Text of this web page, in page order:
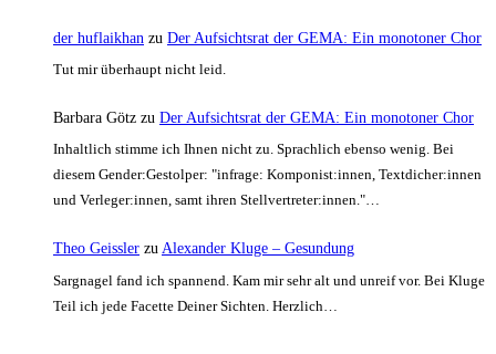
der huflaikhan zu Der Aufsichtsrat der GEMA: Ein monotoner Chor
Tut mir überhaupt nicht leid.
Barbara Götz zu Der Aufsichtsrat der GEMA: Ein monotoner Chor
Inhaltlich stimme ich Ihnen nicht zu. Sprachlich ebenso wenig. Bei
diesem Gender:Gestolper: "infrage: Komponist:innen, Textdicher:innen
und Verleger:innen, samt ihren Stellvertreter:innen."…
Theo Geissler zu Alexander Kluge – Gesundung
Sargnagel fand ich spannend. Kam mir sehr alt und unreif vor. Bei Kluge
Teil ich jede Facette Deiner Sichten. Herzlich…